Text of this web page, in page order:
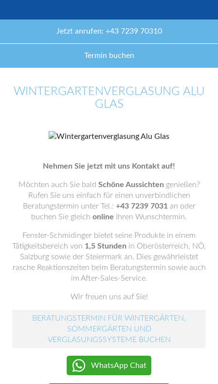
Jetzt anrufen: +43 7239 70310
Termin buchen
WINTERGARTENVERGLASUNG ALU
GLAS
Nehmen Sie jetzt mit uns Kontakt auf!
Möchten auch Sie bald Schöne Aussichten genießen?
Rufen Sie uns einfach für einen unverbindlichen
Beratungstermin unter Tel.: +43 7239 7031 an oder
buchen Sie gleich online Ihren Wunschtermin.
Fenster-Schmidinger bietet seine Produkte in einem
Tätigkeitsbereich von 1,5 Stunden in Oberösterreich, NÖ,
Salzburg sowie der Steiermark an. Dies gewährleistet
rasche Reaktionszeiten beim Beratungstermin sowie auch
im After-Sales-Service.
Wir freuen uns auf Sie!
BERATUNGSTERMIN FÜR WINTERGÄRTEN,
SOMMERGÄRTEN UND
VERGLASUNGSSYSTEME BUCHEN
WhatsApp Chat